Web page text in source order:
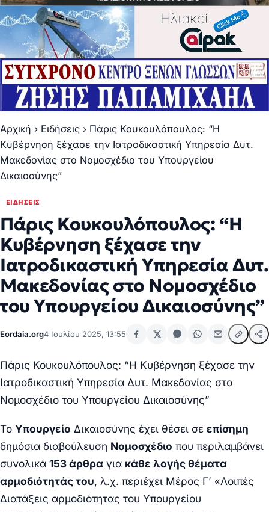
Αρχική › Ειδήσεις › Πάρις Κουκουλόπουλος: “Η
Κυβέρνηση ξέχασε την Ιατροδικαστική Υπηρεσία Δυτ.
Μακεδονίας στο Νομοσχέδιο του Υπουργείου
Δικαιοσύνης”
ΕΙΔΉΣΕΙΣ
Πάρις Κουκουλόπουλος: “Η
Κυβέρνηση ξέχασε την
Ιατροδικαστική Υπηρεσία Δυτ.
Μακεδονίας στο Νομοσχέδιο
του Υπουργείου Δικαιοσύνης”
Eordaia.org4 Ιουλίου 2025, 13:55
Πάρις Κουκουλόπουλος: “Η Κυβέρνηση ξέχασε την
Ιατροδικαστική Υπηρεσία Δυτ. Μακεδονίας στο
Νομοσχέδιο του Υπουργείου Δικαιοσύνης”
Το Υπουργείο Δικαιοσύνης έχει θέσει σε επίσημη
δημόσια διαβούλευση Νομοσχέδιο που περιλαμβάνει
συνολικά 153 άρθρα για κάθε λογής θέματα
αρμοδιότητάς του, λ.χ. περιέχει Μέρος Γ’ «Λοιπές
Διατάξεις αρμοδιότητας του Υπουργείου